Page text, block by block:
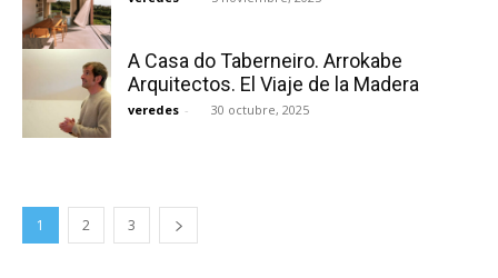
A Casa do Taberneiro. Arrokabe
Arquitectos. El Viaje de la Madera
veredes - 30 octubre, 2025
1 2 3